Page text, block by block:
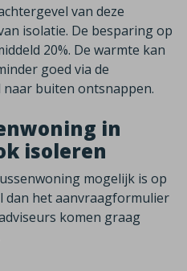
van deze
isolatie. De besparing op
20%. De warmte kan
goed via de
buiten ontsnappen.
in
isoleren
mogelijk is op
dan het aanvraagformulier
komen graag